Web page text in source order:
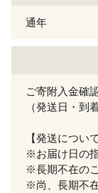
通年
ご寄附入金確
（発送日・到
【発送について
※お届け日の
※長期不在の
※尚、長期不